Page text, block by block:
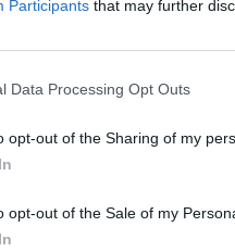
Participants that may further
Data Processing Opt Outs
opt-out of the Sharing of my
opt-out of the Sale of my
apparentemente di
in relazione con rara
di Democrazia e di
riesce ad infondere alle
di cercare di cambiare le
acquisite dal genere